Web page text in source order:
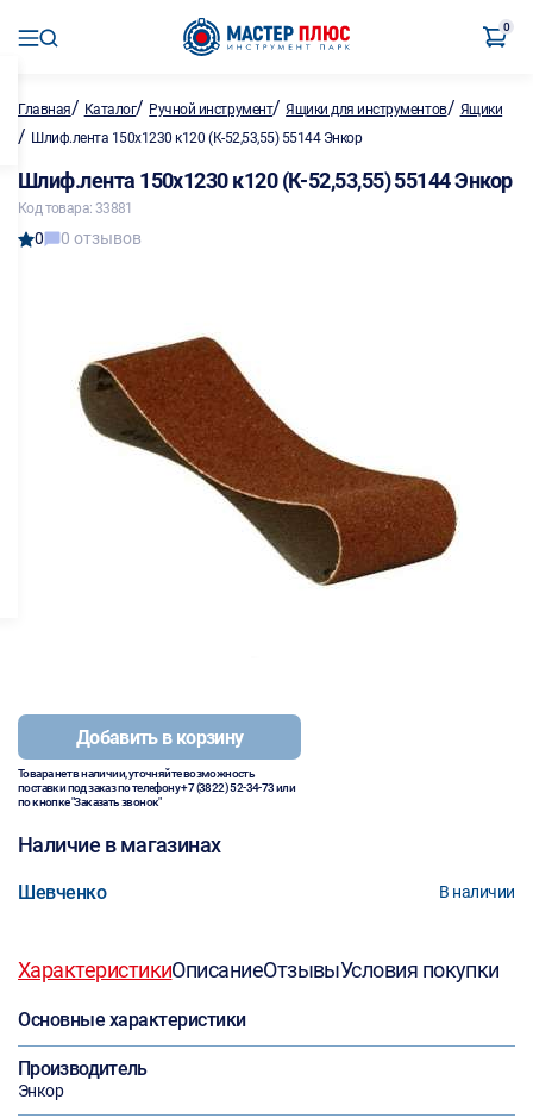
0
Главная/ Каталог/ Ручной инструмент/Ящики для инструментов/ Ящики
/ Шлиф.лента 150х1230 к120 (К-52,53,55) 55144 Энкор
Шлиф.лента 150х1230 к120 (К-52,53,55) 55144 Энкор
Код товара: 33881
0 0 отзывов
Добавить в корзину
Товара нет в наличии, уточняйте возможность
поставки под заказ по телефону+7 (3822) 52-34-73или
по кнопке "Заказать звонок"
Наличие в магазинах
Шевченко В наличии
ХарактеристикиОписаниеОтзывыУсловия покупки
Основные характеристики
Производитель
Энкор